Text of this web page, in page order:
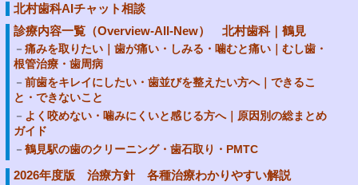
北村歯科AIチャット相談
診療内容一覧（Overview-All-New） 北村歯科｜鶴見
痛みを取りたい｜歯が痛い・しみる・噛むと痛い｜むし歯・
根管治療・歯周病
前歯をキレイにしたい・歯並びを整えたい方へ｜できるこ
と・できないこと
よく咬めない・噛みにくいと感じる方へ｜原因別の総まとめ
ガイド
鶴見駅の歯のクリーニング・歯石取り・PMTC
2026年度版 治療方針 各種治療わかりやすい解説